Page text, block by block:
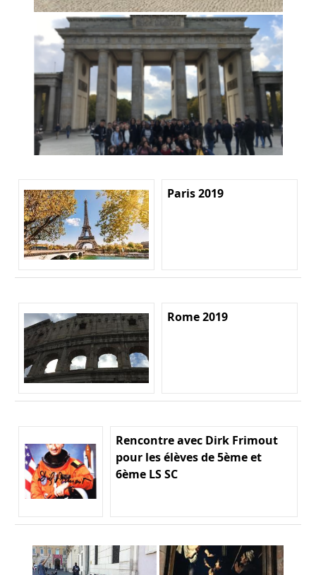
Paris 2019
Rome 2019
Rencontre avec Dirk Frimout
pour les élèves de 5ème et
6ème LS SC